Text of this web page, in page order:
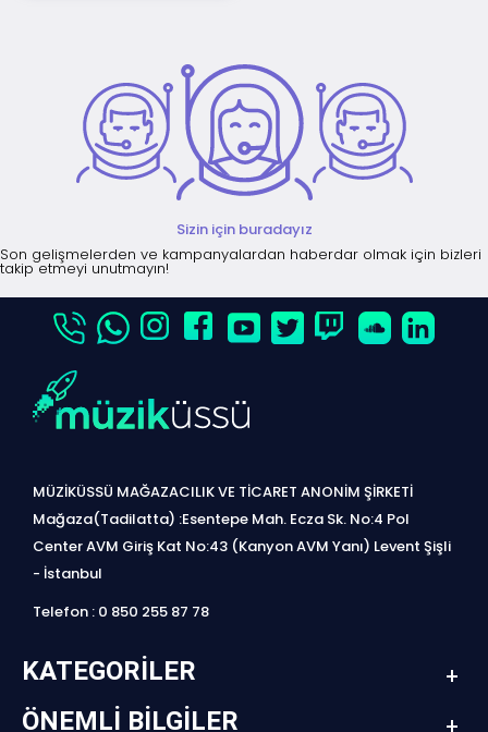
Sizin için buradayız
Son gelişmelerden ve kampanyalardan haberdar olmak için bizleri
takip etmeyi unutmayın!
MÜZİKÜSSÜ MAĞAZACILIK VE TİCARET ANONİM ŞİRKETİ
Mağaza(Tadilatta) :Esentepe Mah. Ecza Sk. No:4 Pol
Center AVM Giriş Kat No:43 (Kanyon AVM Yanı) Levent Şişli
- İstanbul
Telefon : 0 850 255 87 78
KATEGORILER
ÖNEMLI BILGILER